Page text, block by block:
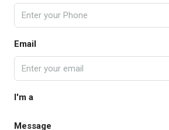
Email
I'm a
Message